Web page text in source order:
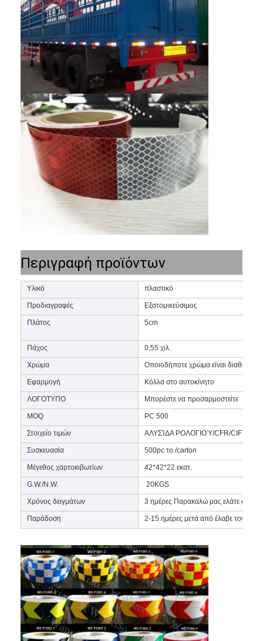
Σπίτι
Εκπομπή VR
Σχετικά με εμάς
Επισκέψεις στο εργοστάσιο
Έλεγχος Ποιότητας
Επικοινωνήστε μαζί μας
Ειδήσεις
Υποθέσεις
Μετρητής οπισθοανακλαστήρων
Πεζοδρόμιο που χαρακτηρίζει Retroreflectometer
Σημάδι Retroreflectometer
Περιγραφή προϊόντων
Υλικό πλαστικό
Προδιαγραφές Εξατομικεύσιμος
Πλάτος 5cm
Πάχος 0,55 χιλ.
Χρώμα Οποιοδήποτε χρώμα είναι διαθέσιμο
Εφαρμογή Κόλλα στο αυτοκίνητο
ΛΟΓΟΤΥΠΟ Μπορέστε να προσαρμοστείτε
MOQ PC 500
Στοιχείο τιμών ΑΛΥΣΊΔΑ ΡΟΛΟΓΙΟΎ/CFR/CIF
Συσκευασία 500pc το /carton
Μέγεθος χαρτοκιβωτίων 42*42*22 εκατ.
G.W./N.W. 20KGS
Χρόνος δειγμάτων 3 ημέρες Παρακαλώ μας ελάτε σε
Παράδοση 2-15 ημέρες μετά από έλαβε τον